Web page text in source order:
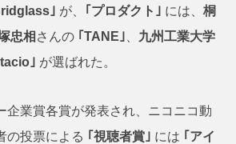
｣ が、 ｢プロダクト｣ には、 桐
忠相 さんの ｢TANE｣
九州工業大学
｣ が選ばれた。
企業賞各賞が発表され、ニコニコ動
の投票による ｢視聴者賞｣ には ｢アイ